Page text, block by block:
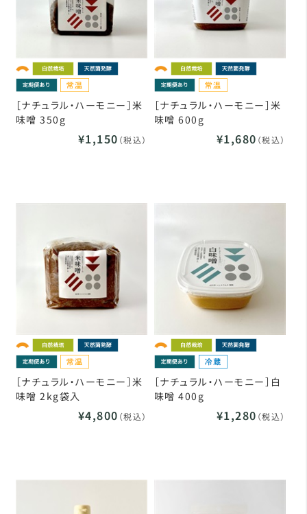
［ナチュラル・ハーモニー］米
味噌 350g
¥1,150 （税込）
［ナチュラル・ハーモニー］米
味噌 600g
¥1,680 （税込）
［ナチュラル・ハーモニー］米
味噌 2kg袋入
¥4,800 （税込）
［ナチュラル・ハーモニー］白
味噌 400g
¥1,280 （税込）